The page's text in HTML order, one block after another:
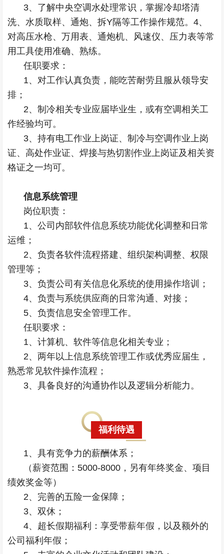
3、了解中央空调水处理常识，掌握冷却塔清
洗、水质取样、通炮、拆Y隔等工作操作规范。4、
对高压水枪、万用表、通炮机、风速仪、压力表等常
用工具使用准确、熟练。
任职要求：
1、对工作认真负责，能吃苦耐劳且服从领导安
排；
2、制冷相关专业应届毕业生，或有空调相关工
作经验均可。
3、持有电工作业上岗证、制冷与空调作业上岗
证、高处作业证、焊接与热切割作业上岗证及相关资
格证之一均可。
信息系统管理
岗位职责：
1、公司内部软件信息系统功能优化调整和日常
运维；
2、负责各软件流程搭建、组织架构调整、权限
管理等；
3、负责公司有关信息化系统的使用操作培训；
4、负责与系统供应商的日常沟通、对接；
5、负责信息安全管理工作。
任职要求：
1、计算机、软件等信息化相关专业；
2、两年以上信息系统管理工作或优秀应届生，
熟悉常见软件操作流程；
3、具备良好的沟通协作以及逻辑分析能力。
福利待遇
1、具有竞争力的薪酬体系；
（薪资范围：5000-8000，另有年终奖金、项目
绩效奖金等）
2、完善的五险一金保障；
3、双休；
4、超长假期福利：享受带薪年假，以及额外的
公司福利年假；